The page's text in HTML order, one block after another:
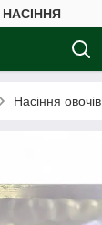
Насіння овочів